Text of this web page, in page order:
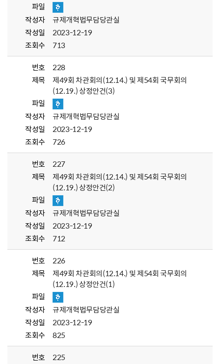
파일
작성자
규제개혁법무담당관실
작성일
2023-12-19
조회수
713
번호
228
제목
제49회 차관회의(12.14.) 및 제54회 국무회의
(12.19.) 상정안건(3)
파일
작성자
규제개혁법무담당관실
작성일
2023-12-19
조회수
726
번호
227
제목
제49회 차관회의(12.14.) 및 제54회 국무회의
(12.19.) 상정안건(2)
파일
작성자
규제개혁법무담당관실
작성일
2023-12-19
조회수
712
번호
226
제목
제49회 차관회의(12.14.) 및 제54회 국무회의
(12.19.) 상정안건(1)
파일
작성자
규제개혁법무담당관실
작성일
2023-12-19
조회수
825
번호
225